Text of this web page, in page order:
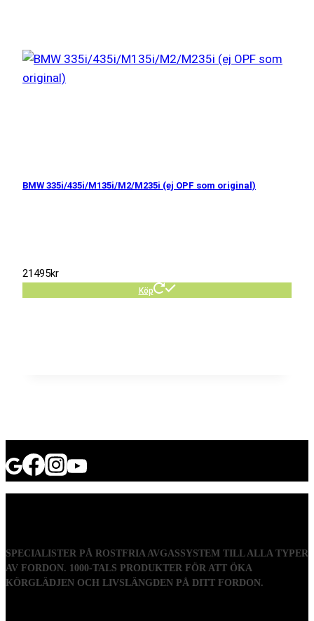
BMW 335i/435i/M135i/M2/M235i (ej OPF som original)
21495kr
Köp
SPECIALISTER PÅ ROSTFRIA AVGASSYSTEM TILL ALLA TYPER
AV FORDON. 1000-TALS PRODUKTER FÖR ATT ÖKA
KÖRGLÄDJEN OCH LIVSLÄNGDEN PÅ DITT FORDON.